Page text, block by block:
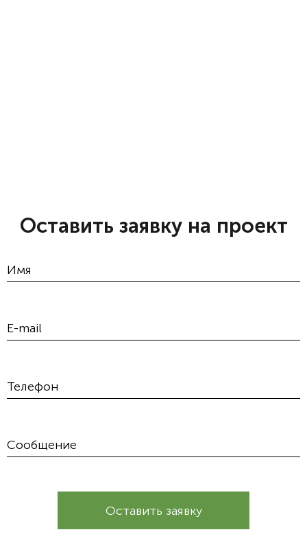
Оставить заявку на проект
Оставить заявку